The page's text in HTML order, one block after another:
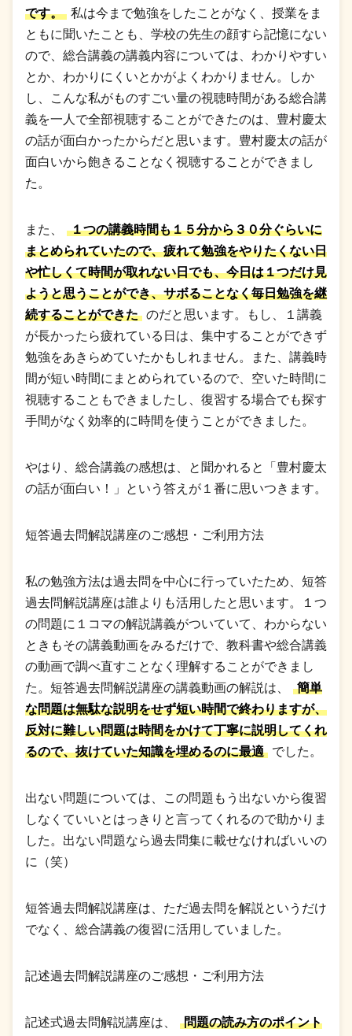
です。 私は今まで勉強をしたことがなく、授業をま
ともに聞いたことも、学校の先生の顔すら記憶にない
ので、総合講義の講義内容については、わかりやすい
とか、わかりにくいとかがよくわかりません。しか
し、こんな私がものすごい量の視聴時間がある総合講
義を一人で全部視聴することができたのは、豊村慶太
の話が面白かったからだと思います。豊村慶太の話が
面白いから飽きることなく視聴することができまし
た。
また、
１つの講義時間も１５分から３０分ぐらいに
まとめられていたので、疲れて勉強をやりたくない日
や忙しくて時間が取れない日でも、今日は１つだけ見
ようと思うことができ、サボることなく毎日勉強を継
続することができた のだと思います。もし、１講義
が長かったら疲れている日は、集中することができず
勉強をあきらめていたかもしれません。また、講義時
間が短い時間にまとめられているので、空いた時間に
視聴することもできましたし、復習する場合でも探す
手間がなく効率的に時間を使うことができました。
やはり、総合講義の感想は、と聞かれると「豊村慶太
の話が面白い！」という答えが１番に思いつきます。
短答過去問解説講座のご感想・ご利用方法
私の勉強方法は過去問を中心に行っていたため、短答
過去問解説講座は誰よりも活用したと思います。１つ
の問題に１コマの解説講義がついていて、わからない
ときもその講義動画をみるだけで、教科書や総合講義
の動画で調べ直すことなく理解することができまし
た。短答過去問解説講座の講義動画の解説は、
簡単
な問題は無駄な説明をせず短い時間で終わりますが、
反対に難しい問題は時間をかけて丁寧に説明してくれ
るので、抜けていた知識を埋めるのに最適
でした。
出ない問題については、この問題もう出ないから復習
しなくていいとはっきりと言ってくれるので助かりま
した。出ない問題なら過去問集に載せなければいいの
に（笑）
短答過去問解説講座は、ただ過去問を解説というだけ
でなく、総合講義の復習に活用していました。
記述過去問解説講座のご感想・ご利用方法
記述式過去問解説講座は、
問題の読み方のポイント